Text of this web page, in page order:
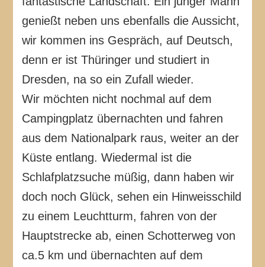
genießt neben uns ebenfalls die Aussicht,
wir kommen ins Gespräch, auf Deutsch,
denn er ist Thüringer und studiert in
Dresden, na so ein Zufall wieder.
Wir möchten nicht nochmal auf dem
Campingplatz übernachten und fahren
aus dem Nationalpark raus, weiter an der
Küste entlang. Wiedermal ist die
Schlafplatzsuche müßig, dann haben wir
doch noch Glück, sehen ein Hinweisschild
zu einem Leuchtturm, fahren von der
Hauptstrecke ab, einen Schotterweg von
ca.5 km und übernachten auf dem